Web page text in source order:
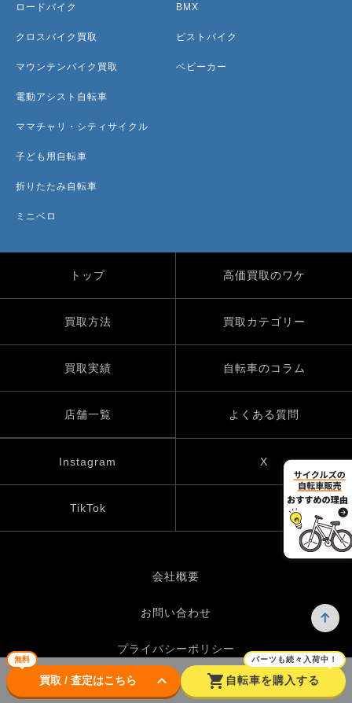
無料
買取 / 査定はこちら keyboard_arrow_down shopping_cart
パーツも続々入荷中！
自転車を購入する
ロードバイク
クロスバイク買取
マウンテンバイク買取
電動アシスト自転車
ママチャリ・シティサイクル
子ども用自転車
折りたたみ自転車
ミニベロ
BMX
ピストバイク
ベビーカー
トップ 高価買取のワケ
買取方法 買取カテゴリー
買取実績 自転車のコラム
店舗一覧 よくある質問
Instagram X
TikTok
会社概要
お問い合わせ
プライバシーポリシー